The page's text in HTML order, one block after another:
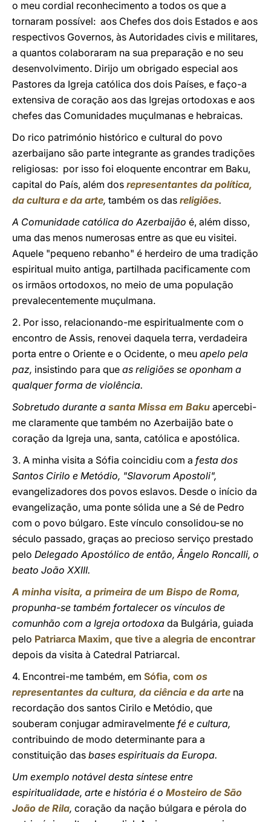
o meu cordial reconhecimento a todos os que a
tornaram possível: aos Chefes dos dois Estados e aos
respectivos Governos, às Autoridades civis e militares,
a quantos colaboraram na sua preparação e no seu
desenvolvimento. Dirijo um obrigado especial aos
Pastores da Igreja católica dos dois Países, e faço-a
extensiva de coração aos das Igrejas ortodoxas e aos
chefes das Comunidades muçulmanas e hebraicas.
Do rico património histórico e cultural do povo
azerbaijano são parte integrante as grandes tradições
religiosas: por isso foi eloquente encontrar em Baku,
capital do País, além dos representantes da política,
da cultura e da arte, também os das religiões.
A Comunidade católica do Azerbaijão é, além disso,
uma das menos numerosas entre as que eu visitei.
Aquele "pequeno rebanho" é herdeiro de uma tradição
espiritual muito antiga, partilhada pacificamente com
os irmãos ortodoxos, no meio de uma população
prevalecentemente muçulmana.
2. Por isso, relacionando-me espiritualmente com o
encontro de Assis, renovei daquela terra, verdadeira
porta entre o Oriente e o Ocidente, o meu apelo pela
paz, insistindo para que as religiões se oponham a
qualquer forma de violência.
Sobretudo durante a santa Missa em Baku apercebi-
me claramente que também no Azerbaijão bate o
coração da Igreja una, santa, católica e apostólica.
3. A minha visita a Sófia coincidiu com a festa dos
Santos Cirilo e Metódio, "Slavorum Apostoli",
evangelizadores dos povos eslavos. Desde o início da
evangelização, uma ponte sólida une a Sé de Pedro
com o povo búlgaro. Este vínculo consolidou-se no
século passado, graças ao precioso serviço prestado
pelo Delegado Apostólico de então, Ângelo Roncalli, o
beato João XXIII.
A minha visita, a primeira de um Bispo de Roma,
propunha-se também fortalecer os vínculos de
comunhão com a Igreja ortodoxa da Bulgária, guiada
pelo Patriarca Maxim, que tive a alegria de encontrar
depois da visita à Catedral Patriarcal.
4. Encontrei-me também, em Sófia, com os
representantes da cultura, da ciência e da arte na
recordação dos santos Cirilo e Metódio, que
souberam conjugar admiravelmente fé e cultura,
contribuindo de modo determinante para a
constituição das bases espirituais da Europa.
Um exemplo notável desta síntese entre
espiritualidade, arte e história é o Mosteiro de São
João de Rila, coração da nação búlgara e pérola do